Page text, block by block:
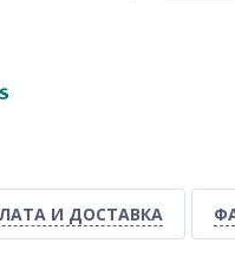
И ДОСТАВКА